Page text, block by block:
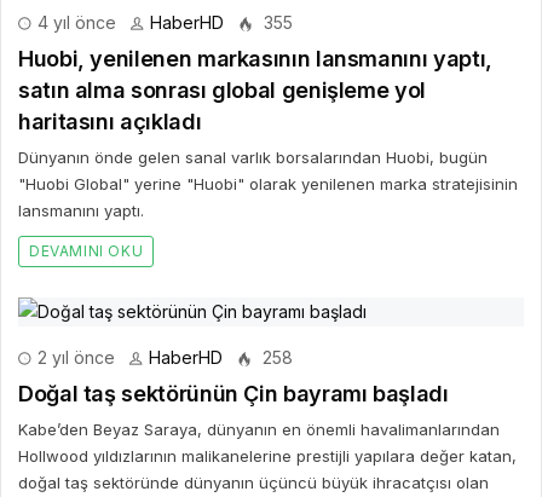
4 yıl önce HaberHD 355
Huobi, yenilenen markasının lansmanını yaptı,
satın alma sonrası global genişleme yol
haritasını açıkladı
Dünyanın önde gelen sanal varlık borsalarından Huobi, bugün
"Huobi Global" yerine "Huobi" olarak yenilenen marka stratejisinin
lansmanını yaptı.
DEVAMINI OKU
2 yıl önce HaberHD 258
Doğal taş sektörünün Çin bayramı başladı
Kabe’den Beyaz Saraya, dünyanın en önemli havalimanlarından
Hollwood yıldızlarının malikanelerine prestijli yapılara değer katan,
doğal taş sektöründe dünyanın üçüncü büyük ihracatçısı olan